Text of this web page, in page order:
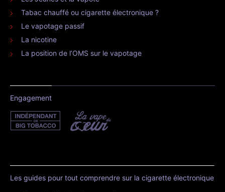
Tabac chauffé ou cigarette électronique ?
Le vapotage passif
La nicotine
La position de l’OMS sur le vapotage
Engagement
Les guides pour tout comprendre sur la cigarette électronique